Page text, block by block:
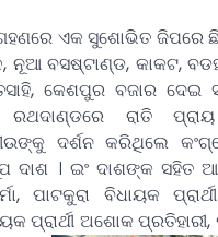
ଏକ ସୁଶୋଭିତ ଜିପରେ
ନୂଆ ବସଷ୍ଟାଣ୍ଡ, କାକଟ,
କେଶପୁର ବଜାର ଦେଇ
ରାତି ପ୍ରାୟ
ଦର୍ଶନ କରିଥିଲେ
ଦାଶ । ଇଂ ଦାଶଙ୍କ ସହିତ
ପାଟକୁରା ବିଧାୟକ
ପ୍ରାର୍ଥୀ ଅଶୋକ ପ୍ରତିହାରୀ,